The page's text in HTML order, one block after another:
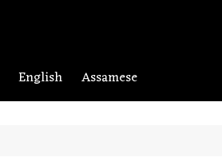
English Assamese